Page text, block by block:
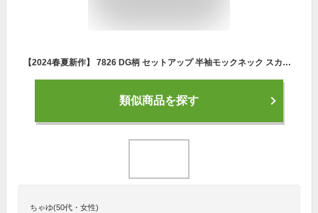
【2024春夏新作】 7826 DG柄 セットアップ 半袖モックネック スカート ウエスト総ゴム ゴルフウェア レディース デルソル ゴルフ M L LL 3L 大きいサイズ 伸縮性 春 夏 トップス スカート ゆったり 女子 セット ホワイト ベージュ ブルー 白 青 セット 送料無料
類似商品を探す
ちゃゆ(50代・女性)